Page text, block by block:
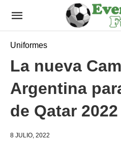
Uniformes
La nueva
Argentina
de Qatar 2022
8 JULIO, 2022